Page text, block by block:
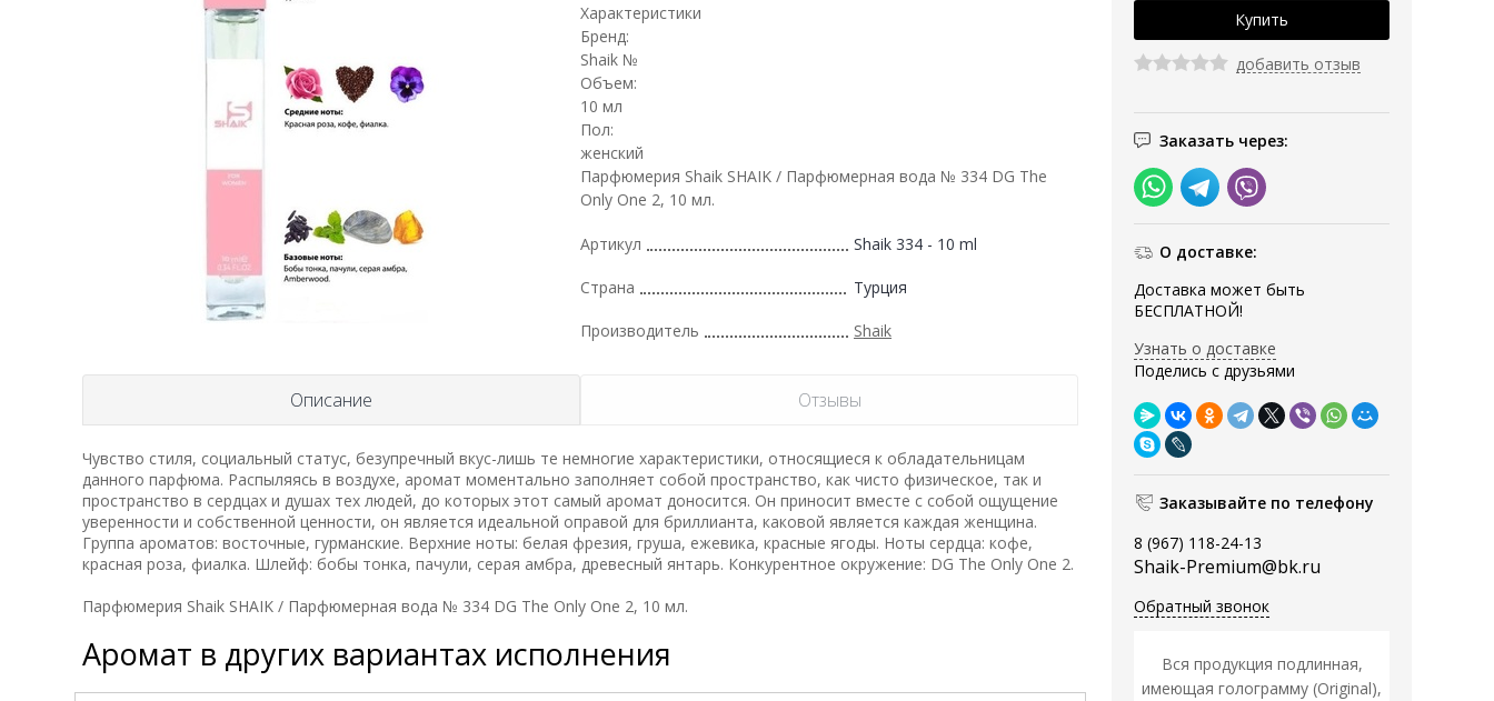
добавить отзыв
Заказать через:
О доставке:
Доставка может быть
БЕСПЛАТНОЙ!
Узнать о доставке
Поделись с друзьями
Заказывайте по телефону
8 (967) 118-24-13
Shaik-Premium@bk.ru
Обратный звонок
Вся продукция подлинная,
имеющая голограмму (Original),
Характеристики
Бренд:
Shaik №
Объем:
10 мл
Пол:
женский
Парфюмерия Shaik SHAIK / Парфюмерная вода № 334 DG The
Only One 2, 10 мл.
Артикул Shaik 334 - 10 ml
Страна Турция
Производитель Shaik
Описание Отзывы
Чувство стиля, социальный статус, безупречный вкус-лишь те немногие характеристики, относящиеся к обладательницам
данного парфюма. Распыляясь в воздухе, аромат моментально заполняет собой пространство, как чисто физическое, так и
пространство в сердцах и душах тех людей, до которых этот самый аромат доносится. Он приносит вместе с собой ощущение
уверенности и собственной ценности, он является идеальной оправой для бриллианта, каковой является каждая женщина.
Группа ароматов: восточные, гурманские. Верхние ноты: белая фрезия, груша, ежевика, красные ягоды. Ноты сердца: кофе,
красная роза, фиалка. Шлейф: бобы тонка, пачули, серая амбра, древесный янтарь. Конкурентное окружение: DG The Only One 2.
Парфюмерия Shaik SHAIK / Парфюмерная вода № 334 DG The Only One 2, 10 мл.
Аромат в других вариантах исполнения